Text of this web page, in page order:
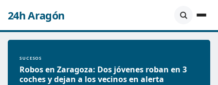
24h Aragón
SUCESOS
Robos en Zaragoza: Dos jóvenes roban en 3
coches y dejan a los vecinos en alerta